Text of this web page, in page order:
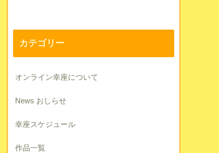
カテゴリー
オンライン幸座について
News おしらせ
幸座スケジュール
作品一覧